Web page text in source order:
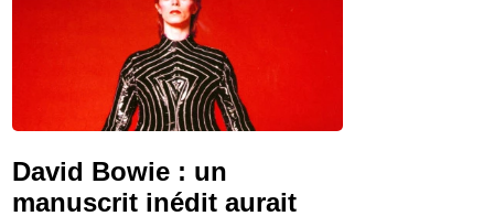
David Bowie : un
manuscrit inédit aurait